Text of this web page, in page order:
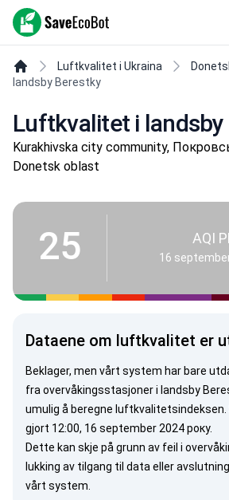
SaveEcoBot
Luftkvalitet i Ukraina
landsby Berestky
Luftkvalitet i
Kurakhivska city community,
Donetsk oblast
25 AQI
16
Dataene om luftkvalitet er
Beklager, men vårt system har bare
fra overvåkingsstasjoner i landsby
umulig å beregne luftkvalitetsindeksen.
gjort 12:00, 16 september 2024 року.
Dette kan skje på grunn av feil i
lukking av tilgang til data eller
vårt system.